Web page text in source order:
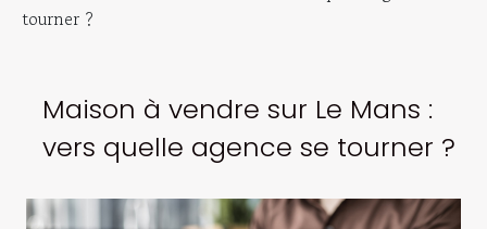
tourner ?
Maison à vendre sur Le Mans :
vers quelle agence se tourner ?